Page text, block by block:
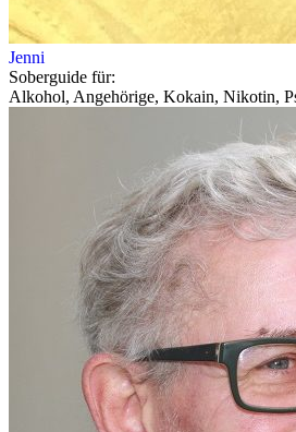
Jenni
Soberguide für:
Alkohol, Angehörige, Kokain, Nikotin,